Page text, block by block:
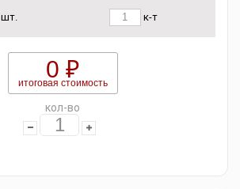
шт. к-т
0 ₽
итоговая стоимость
кол-во